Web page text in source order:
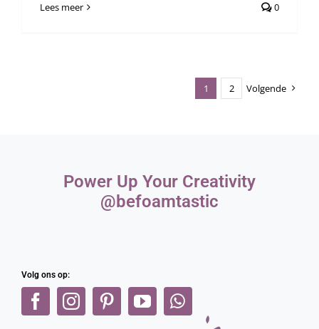
Lees meer 0
1 2 Volgende
Power Up Your Creativity
@befoamtastic
Volg ons op: